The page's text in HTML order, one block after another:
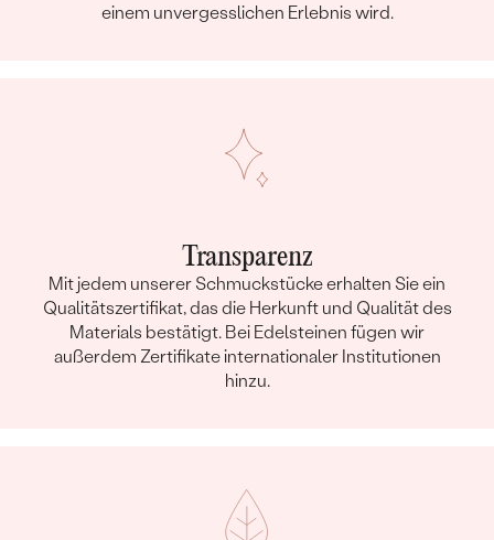
einem unvergesslichen Erlebnis wird.
Transparenz
Mit jedem unserer Schmuckstücke erhalten Sie ein
Qualitätszertifikat, das die Herkunft und Qualität des
Materials bestätigt. Bei Edelsteinen fügen wir
außerdem Zertifikate internationaler Institutionen
hinzu.